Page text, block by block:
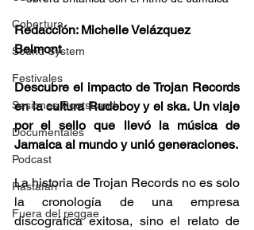
Cobertura
Sound System
Festivales
Sesiones RootsLand
Documentales
Podcast
Rastafari
Fuera del reggae
Redacción: Michelle Velázquez
Belmont
Descubre el impacto de Trojan Records
en la cultura Rudeboy y el ska. Un viaje
por el sello que llevó la música de
Jamaica al mundo y unió generaciones.
La historia de Trojan Records no es solo
la cronología de una empresa
discográfica exitosa, sino el relato de